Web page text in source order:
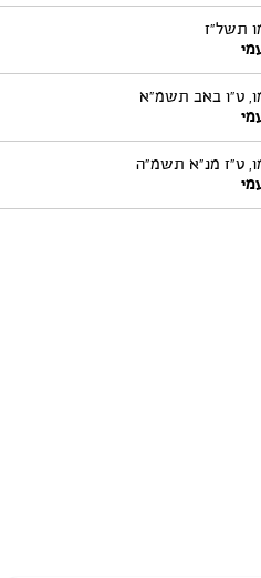
באב תשמ"א
מנ"א תשמ"ה